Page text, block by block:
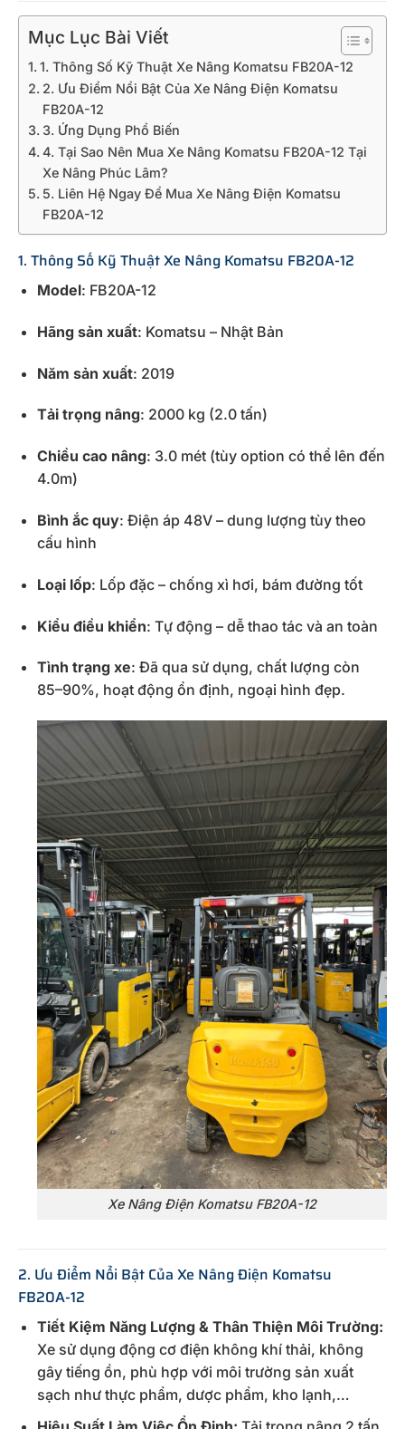
Mục Lục Bài Viết
1. Thông Số Kỹ Thuật Xe Nâng Komatsu FB20A-12
2. Ưu Điểm Nổi Bật Của Xe Nâng Điện Komatsu
FB20A-12
3. Ứng Dụng Phổ Biến
4. Tại Sao Nên Mua Xe Nâng Komatsu FB20A-12 Tại
Xe Nâng Phúc Lâm?
5. Liên Hệ Ngay Để Mua Xe Nâng Điện Komatsu
FB20A-12
1. Thông Số Kỹ Thuật Xe Nâng Komatsu FB20A-12
Model: FB20A-12
Hãng sản xuất: Komatsu – Nhật Bản
Năm sản xuất: 2019
Tải trọng nâng: 2000 kg (2.0 tấn)
Chiều cao nâng: 3.0 mét (tùy option có thể lên đến
4.0m)
Bình ắc quy: Điện áp 48V – dung lượng tùy theo
cấu hình
Loại lốp: Lốp đặc – chống xì hơi, bám đường tốt
Kiểu điều khiển: Tự động – dễ thao tác và an toàn
Tình trạng xe: Đã qua sử dụng, chất lượng còn
85–90%, hoạt động ổn định, ngoại hình đẹp.
Xe Nâng Điện Komatsu FB20A-12
2. Ưu Điểm Nổi Bật Của Xe Nâng Điện Komatsu
FB20A-12
Tiết Kiệm Năng Lượng & Thân Thiện Môi Trường:
Xe sử dụng động cơ điện không khí thải, không
gây tiếng ồn, phù hợp với môi trường sản xuất
sạch như thực phẩm, dược phẩm, kho lạnh,…